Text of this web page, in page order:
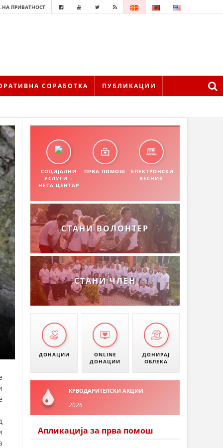
ПРИВАТНОСТ
СОРАБОТКА ПУБЛИКАЦИИ
СОЦИЈАЛНИ
УСЛУГИ –
НЕГА ЦЕНТАР
ПРВА ПОМОШ
ЕЛЕКТРОНСКИ
ВЕСНИК
СТАНИ ВОЛОНТЕР
СТАНИ ЧЛЕН
ДОНАЦИИ
ONLINE
ДОНАЦИИ
ДОНИРАЈ
ОБЛЕКА
КРВОДАРИТЕЛСКИ АКЦИИ
2026
Апликација за прва помош